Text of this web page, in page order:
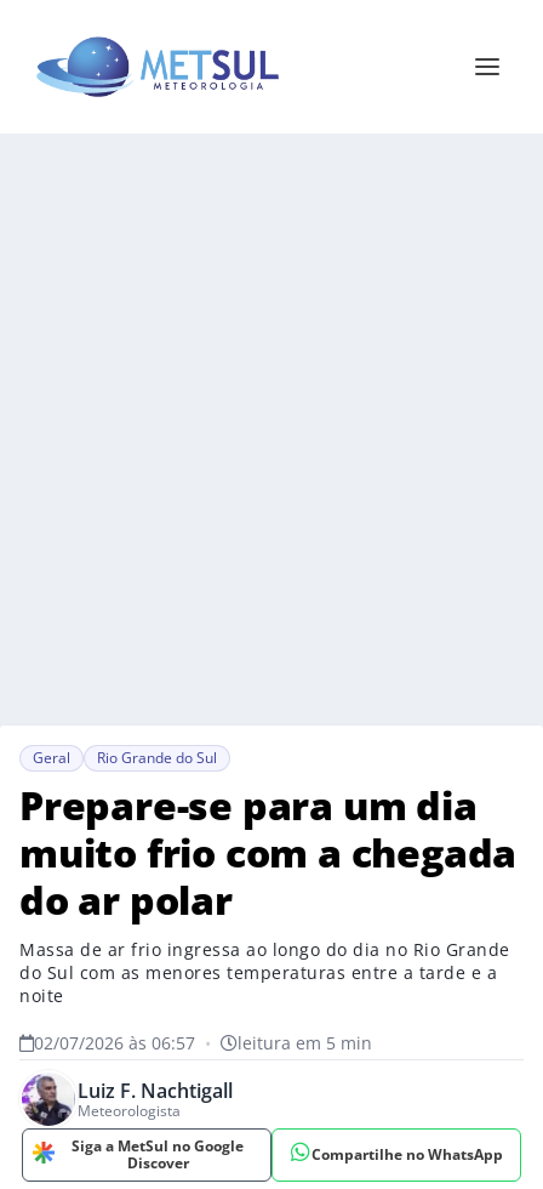
Geral Rio Grande do Sul
Prepare-se para um dia
muito frio com a chegada
do ar polar
Massa de ar frio ingressa ao longo do dia no Rio Grande
do Sul com as menores temperaturas entre a tarde e a
noite
02/07/2026 às 06:57 • leitura em 5 min
Luiz F. Nachtigall
Meteorologista
Siga a MetSul no Google
Discover
Compartilhe no WhatsApp